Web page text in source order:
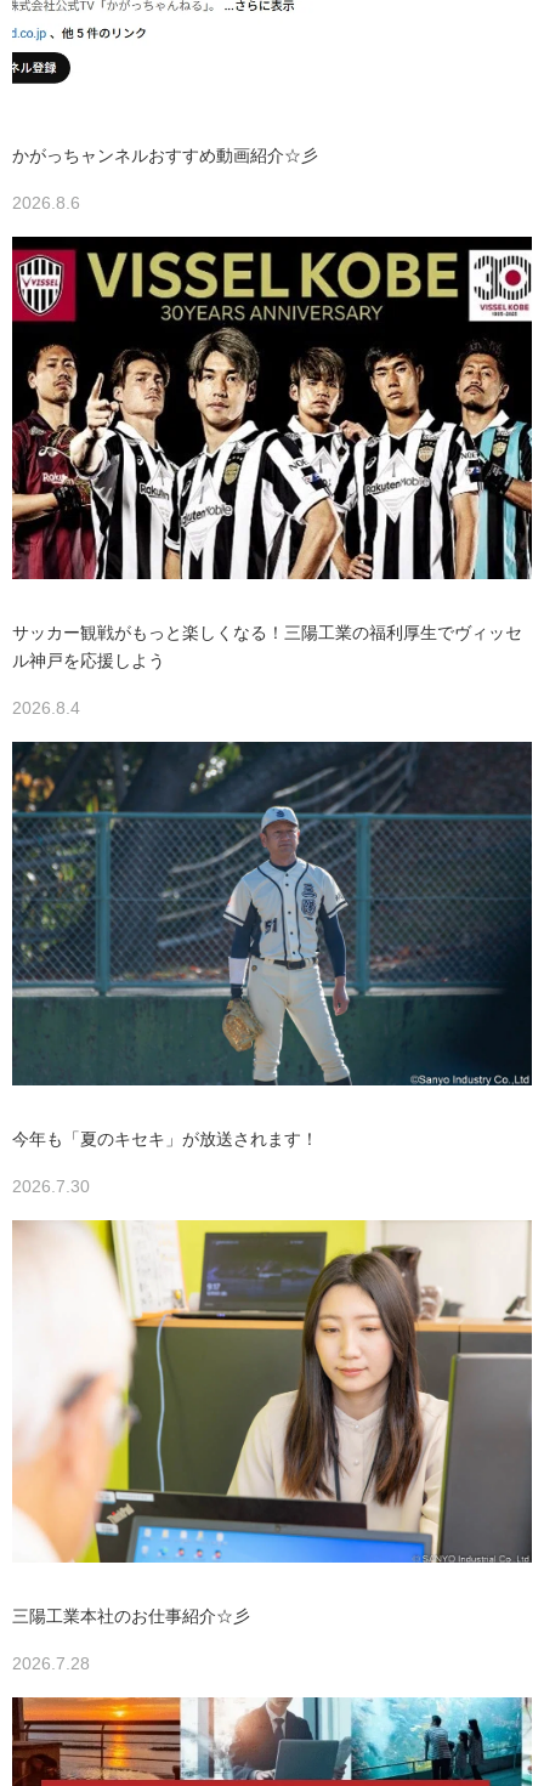
かがっちャンネルおすすめ動画紹介☆彡
2026.8.6
サッカー観戦がもっと楽しくなる！三陽工業の福利厚生でヴィッセ
ル神戸を応援しよう
2026.8.4
今年も「夏のキセキ」が放送されます！
2026.7.30
三陽工業本社のお仕事紹介☆彡
2026.7.28